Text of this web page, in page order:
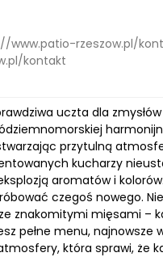
www.patio-rzeszow.pl/
kontakt
uczta dla
przytulną
kucharzy
aromatów i
czegoś nowego.
znakomitymi mięsami –
pełne menu, najnowsze
która sprawi, że